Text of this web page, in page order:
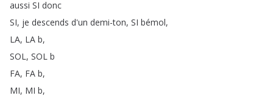
aussi SI donc
SI, je descends d'un demi-ton, SI bémol,
LA, LA b,
SOL, SOL b
FA, FA b,
MI, MI b,